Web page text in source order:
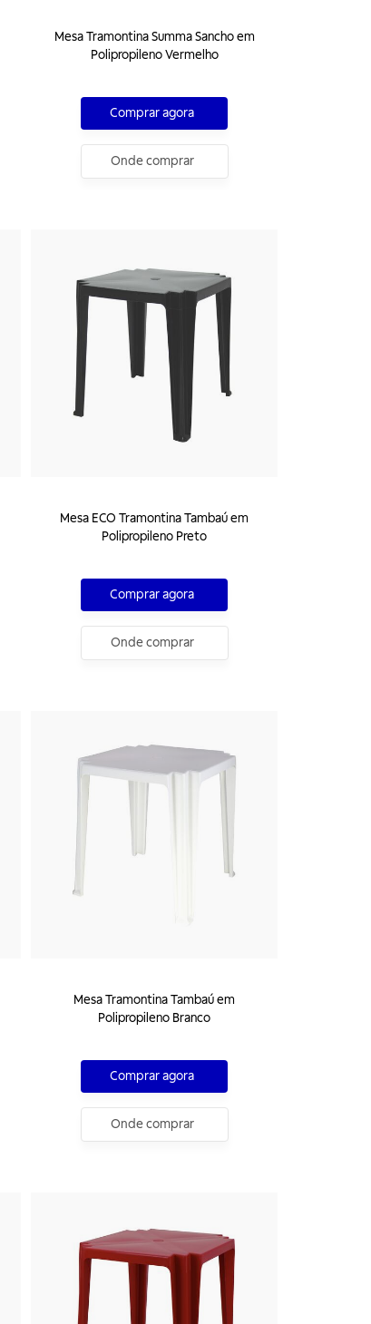
Mesa Tramontina Summa Sancho em
Polipropileno Vermelho
Comprar agora
Onde comprar
Mesa ECO Tramontina Tambaú em
Polipropileno Preto
Comprar agora
Onde comprar
Mesa Tramontina Tambaú em
Polipropileno Branco
Comprar agora
Onde comprar